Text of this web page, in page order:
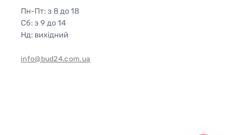
Пн-Пт: з 8 до 18
Сб: з 9 до 14
Нд: вихідний
info@bud24.com.ua